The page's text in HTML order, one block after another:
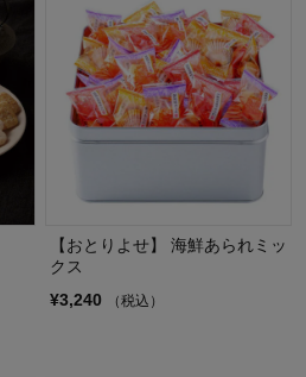
【おとりよせ】 海鮮あられミッ
クス
¥3,240
（税込）